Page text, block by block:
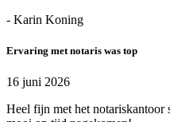
- Karin Koning
Ervaring met notaris was top
16 juni 2026
Heel fijn met het notariskantoor